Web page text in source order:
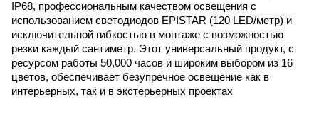
IP68, профессиональным качеством освещения с
использованием светодиодов EPISTAR (120 LED/метр) и
исключительной гибкостью в монтаже с возможностью
резки каждый сантиметр. Этот универсальный продукт, с
ресурсом работы 50,000 часов и широким выбором из 16
цветов, обеспечивает безупречное освещение как в
интерьерных, так и в экстерьерных проектах